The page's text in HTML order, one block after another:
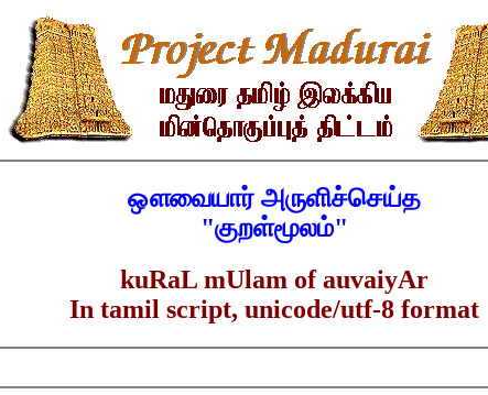
ஔவையார் அருளிச்செய்த
"குறள்மூலம்"
kuRaL mUlam of auvaiyAr
In tamil script, unicode/utf-8 format